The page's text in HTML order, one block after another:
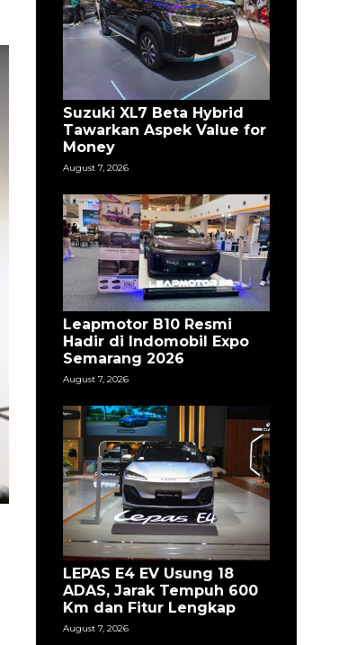
Suzuki XL7 Beta Hybrid
Tawarkan Aspek Value for
Money
August 7, 2026
Leapmotor B10 Resmi
Hadir di Indomobil Expo
Semarang 2026
August 7, 2026
LEPAS E4 EV Usung 18
ADAS, Jarak Tempuh 600
Km dan Fitur Lengkap
August 7, 2026